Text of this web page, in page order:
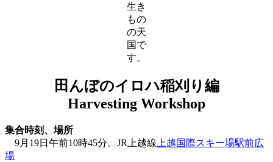
生き
もの
の天
国で
す。
田んぼのイロハ稲刈り編
Harvesting Workshop
集合時刻、場所
9月19日午前10時45分。JR上越線 上越国際スキー場駅前広
場